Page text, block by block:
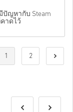
ญหากับ Steam
าดไว้
1 2